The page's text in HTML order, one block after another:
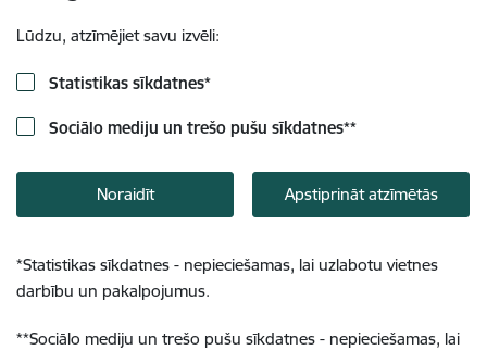
Lūdzu, atzīmējiet savu izvēli:
Statistikas sīkdatnes*
Sociālo mediju un trešo pušu sīkdatnes**
Noraidīt Apstiprināt atzīmētās
*Statistikas sīkdatnes - nepieciešamas, lai uzlabotu vietnes
darbību un pakalpojumus.
**Sociālo mediju un trešo pušu sīkdatnes - nepieciešamas, lai